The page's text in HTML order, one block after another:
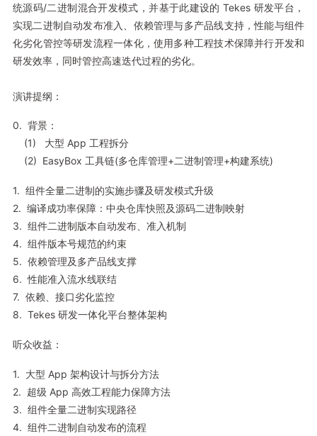
统源码/二进制混合开发模式，并基于此建设的 Tekes 研发平台，
实现二进制自动发布准入、依赖管理与多产品线支持，性能与组件
化劣化管控等研发流程一体化，使用多种工程技术保障并行开发和
研发效率，同时管控高速迭代过程的劣化。
演讲提纲：
0. 背景：
(1) 大型 App 工程拆分
(2) EasyBox 工具链(多仓库管理+二进制管理+构建系统)
1. 组件全量二进制的实施步骤及研发模式升级
2. 编译成功率保障：中央仓库快照及源码二进制映射
3. 组件二进制版本自动发布、准入机制
4. 组件版本号规范的约束
5. 依赖管理及多产品线支撑
6. 性能准入流水线联结
7. 依赖、接口劣化监控
8. Tekes 研发一体化平台整体架构
听众收益：
1. 大型 App 架构设计与拆分方法
2. 超级 App 高效工程能力保障方法
3. 组件全量二进制实现路径
4. 组件二进制自动发布的流程